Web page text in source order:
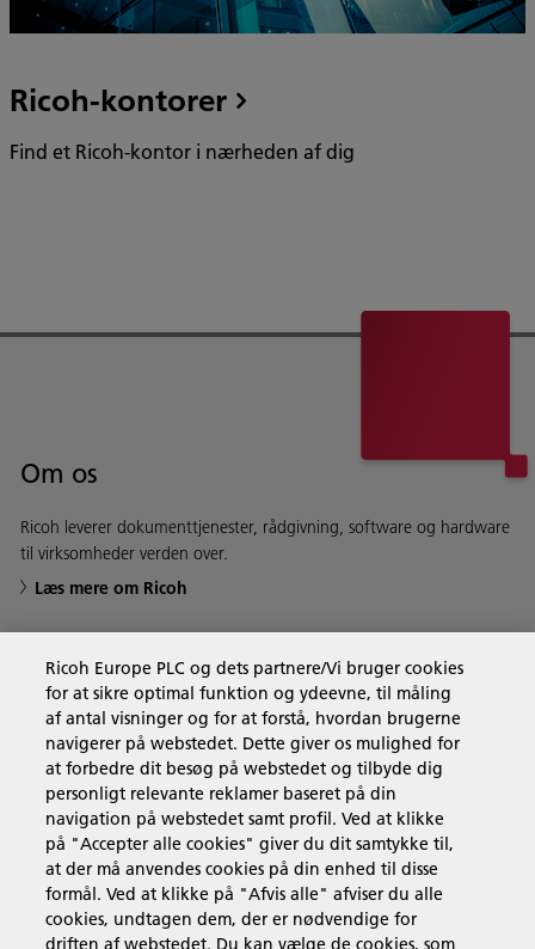
Ricoh-kontorer
Find et Ricoh-kontor i nærheden af dig
Om os
Ricoh leverer dokumenttjenester, rådgivning, software og hardware
til virksomheder verden over.
Læs mere om Ricoh
Forretningsløsninger
Produkter og services
Support & Kontakt
Ressourcer
Ricoh Europe PLC og dets partnere/Vi bruger cookies
for at sikre optimal funktion og ydeevne, til måling
af antal visninger og for at forstå, hvordan brugerne
navigerer på webstedet. Dette giver os mulighed for
at forbedre dit besøg på webstedet og tilbyde dig
personligt relevante reklamer baseret på din
navigation på webstedet samt profil. Ved at klikke
på "Accepter alle cookies" giver du dit samtykke til,
at der må anvendes cookies på din enhed til disse
formål. Ved at klikke på "Afvis alle" afviser du alle
cookies, undtagen dem, der er nødvendige for
driften af webstedet. Du kan vælge de cookies, som